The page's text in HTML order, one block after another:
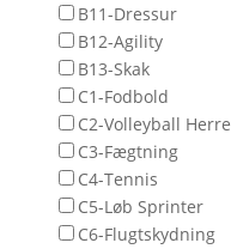
B11-Dressur
B12-Agility
B13-Skak
C1-Fodbold
C2-Volleyball Herre
C3-Fægtning
C4-Tennis
C5-Løb Sprinter
C6-Flugtskydning